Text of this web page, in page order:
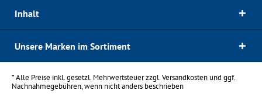
Inhalt
Unsere Marken im Sortiment
* Alle Preise inkl. gesetzl. Mehrwertsteuer zzgl.Versandkostenund ggf.
Nachnahmegebühren, wenn nicht anders beschrieben